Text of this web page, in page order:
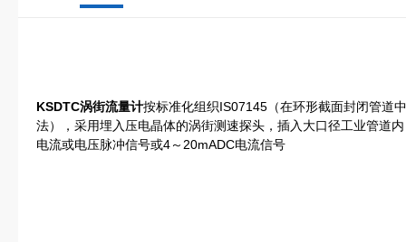
KSDTC涡街流量计按标准化组织IS07145（在环形截面封闭管道
法），采用埋入压电晶体的涡街测速探头，插入大口径工业管道
电流或电压脉冲信号或4～20mADC电流信号